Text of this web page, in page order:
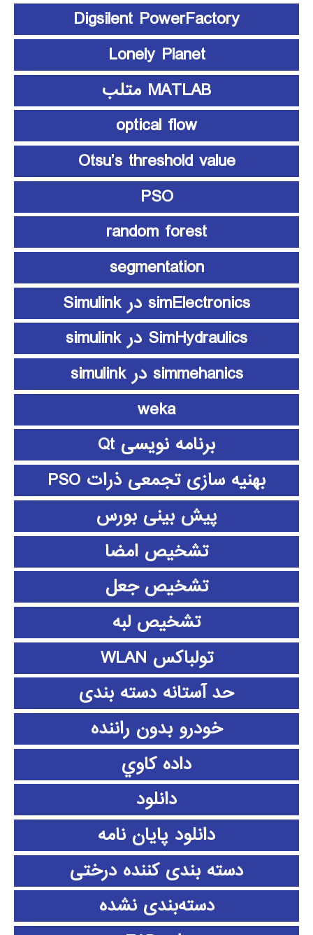
Digsilent PowerFactory
Lonely Planet
MATLAB متلب
optical flow
Otsu’s threshold value
PSO
random forest
segmentation
simElectronics در Simulink
SimHydraulics در simulink
simmehanics در simulink
weka
برنامه نویسی Qt
بهنیه سازی تجمعی ذرات PSO
پیش بینی بورس
تشخیص امضا
تشخیص جعل
تشخیص لبه
تولباکس WLAN
حد آستانه دسته بندی
خودرو بدون راننده
داده كاوي
دانلود
دانلود پايان نامه
دسته بندی کننده درختی
دسته‌بندی نشده